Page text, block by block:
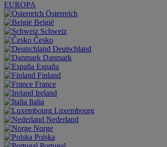
EUROPA
Österreich
België
Schweiz
Česko
Deutschland
Danmark
España
Finland
France
Ireland
Italia
Luxembourg
Nederland
Norge
Polska